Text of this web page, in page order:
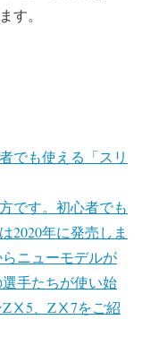
す。
でも使える「スリ
です。初心者でも
2020年に発売しま
ニューモデルが
手たちが使い始
ZⅩ5、ZⅩ7をご紹